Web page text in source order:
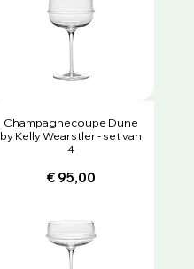
Champagnecoupe Dune
by Kelly Wearstler - set van
4
€ 95,00